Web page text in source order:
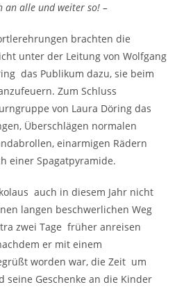
an alle und weiter so! –
brachten die
unter der Leitung von Wolfgang
das Publikum dazu, sie beim
Zum Schluss
von Laura Döring das
Überschlägen normalen
einarmigen Rädern
einer Spagatpyramide.
auch in diesem Jahr nicht
langen beschwerlichen Weg
zwei Tage früher anreisen
er mit einem
worden war, die Zeit um
seine Geschenke an die Kinder